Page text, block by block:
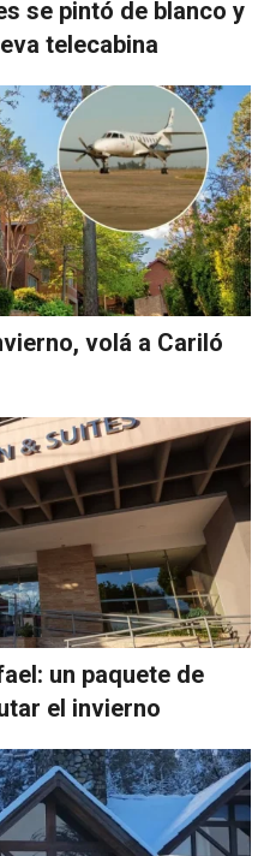
se pintó de blanco y
telecabina
volá a Cariló
un paquete de
el invierno